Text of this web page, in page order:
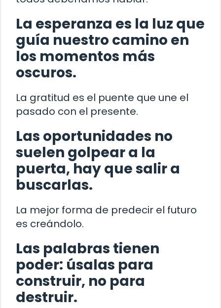
La esperanza es la luz que
guía nuestro camino en
los momentos más
oscuros.
La gratitud es el puente que une el
pasado con el presente.
Las oportunidades no
suelen golpear a la
puerta, hay que salir a
buscarlas.
La mejor forma de predecir el futuro
es creándolo.
Las palabras tienen
poder: úsalas para
construir, no para
destruir.